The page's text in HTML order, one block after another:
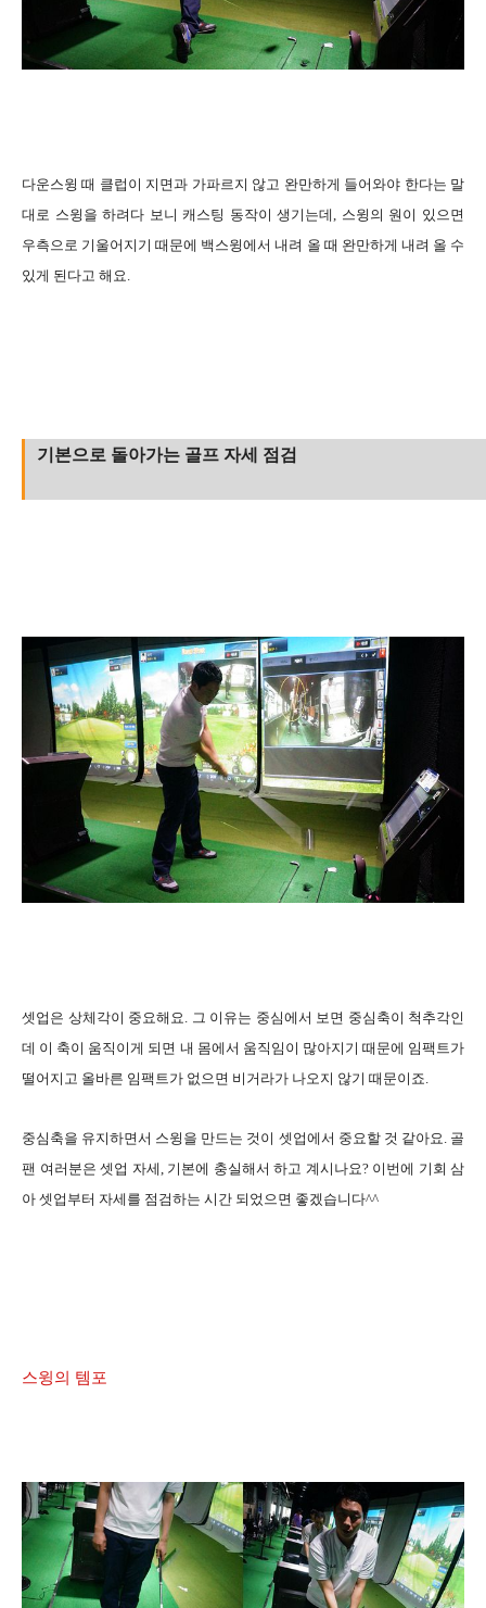
다운스윙 때 클럽이 지면과 가파르지 않고 완만하게 들어와야 한다는 말
대로 스윙을 하려다 보니 캐스팅 동작이 생기는데, 스윙의 원이 있으면
우측으로 기울어지기 때문에 백스윙에서 내려 올 때 완만하게 내려 올 수
있게 된다고 해요.
기본으로 돌아가는 골프 자세 점검
셋업은 상체각이 중요해요. 그 이유는 중심에서 보면 중심축이 척추각인
데 이 축이 움직이게 되면 내 몸에서 움직임이 많아지기 때문에 임팩트가
떨어지고 올바른 임팩트가 없으면 비거라가 나오지 않기 때문이죠.
중심축을 유지하면서 스윙을 만드는 것이 셋업에서 중요할 것 같아요. 골
팬 여러분은 셋업 자세, 기본에 충실해서 하고 계시나요? 이번에 기회 삼
아 셋업부터 자세를 점검하는 시간 되었으면 좋겠습니다^^
스윙의 템포